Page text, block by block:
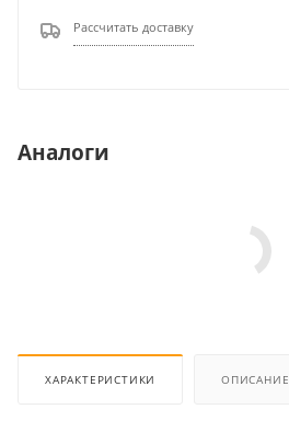
Рассчитать доставку
Аналоги
ХАРАКТЕРИСТИКИ ОПИСАНИЕ